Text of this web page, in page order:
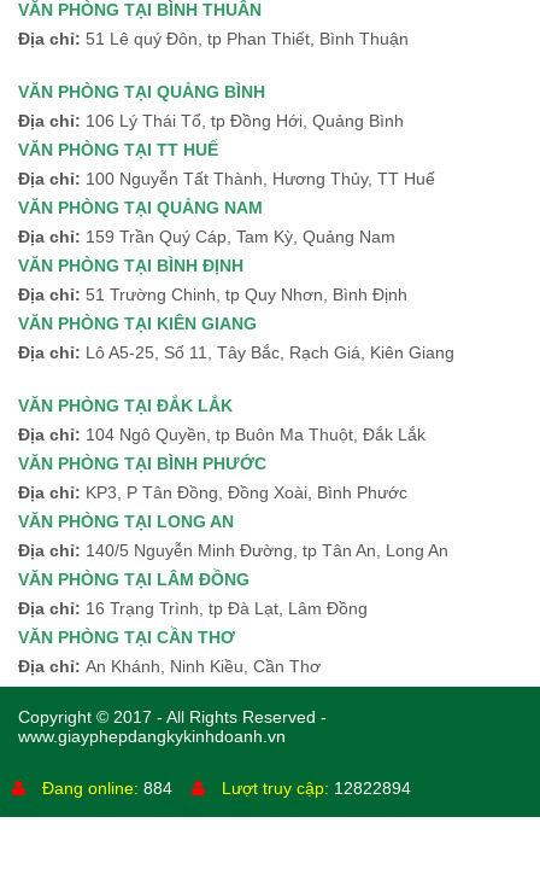
VĂN PHÒNG TẠI BÌNH THUÂN
Địa chỉ: 51 Lê quý Đôn, tp Phan Thiết, Bình Thuận
VĂN PHÒNG TẠI QUẢNG BÌNH
Địa chỉ: 106 Lý Thái Tổ, tp Đồng Hới, Quảng Bình
VĂN PHÒNG TẠI TT HUẾ
Địa chỉ: 100 Nguyễn Tất Thành, Hương Thủy, TT Huế
VĂN PHÒNG TẠI QUẢNG NAM
Địa chỉ: 159 Trần Quý Cáp, Tam Kỳ, Quảng Nam
VĂN PHÒNG TẠI BÌNH ĐỊNH
Địa chỉ: 51 Trường Chinh, tp Quy Nhơn, Bình Định
VĂN PHÒNG TẠI KIÊN GIANG
Địa chỉ: Lô A5-25, Số 11, Tây Bắc, Rạch Giá, Kiên Giang
VĂN PHÒNG TẠI ĐẮK LẮK
Địa chỉ: 104 Ngô Quyền, tp Buôn Ma Thuột, Đắk Lắk
VĂN PHÒNG TẠI BÌNH PHƯỚC
Địa chỉ: KP3, P Tân Đồng, Đồng Xoài, Bình Phước
VĂN PHÒNG TẠI LONG AN
Địa chỉ: 140/5 Nguyễn Minh Đường, tp Tân An, Long An
VĂN PHÒNG TẠI LÂM ĐỒNG
Địa chỉ: 16 Trạng Trình, tp Đà Lạt, Lâm Đồng
VĂN PHÒNG TẠI CẦN THƠ
Địa chỉ: An Khánh, Ninh Kiều, Cần Thơ
Copyright © 2017 - All Rights Reserved -
www.giayphepdangkykinhdoanh.vn
Đang online: 884 Lượt truy cập: 12822894